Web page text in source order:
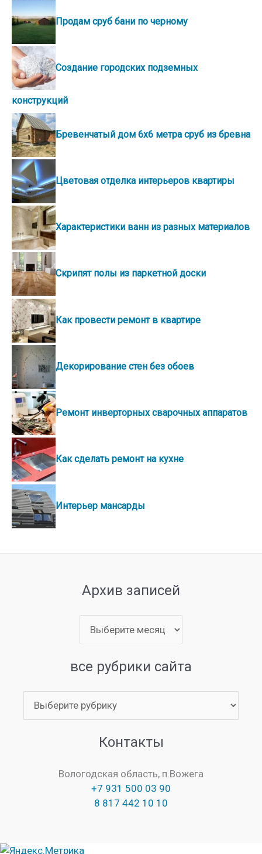
Продам сруб бани по черному
Создание городских подземных
конструкций
Бревенчатый дом 6х6 метра сруб из бревна
Цветовая отделка интерьеров квартиры
Характеристики ванн из разных материалов
Скрипят полы из паркетной доски
Как провести ремонт в квартире
Декорирование стен без обоев
Ремонт инверторных сварочных аппаратов
Как сделать ремонт на кухне
Интерьер мансарды
Архив записей
записей
все рубрики сайта
рубрики
Контакты
Вологодская область, п.Вожега
+7 931 500 03 90
8 817 442 10 10